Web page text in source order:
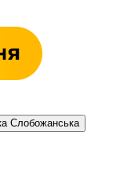
Слобожанська